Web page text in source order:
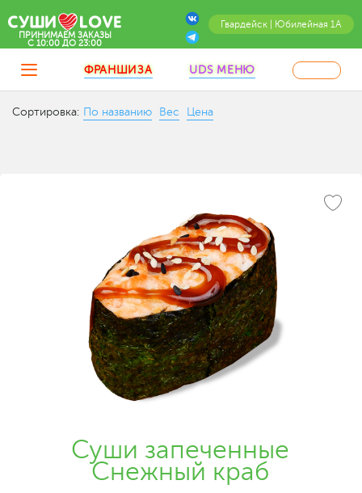
Гвардейск | Юбилейная 1А
ПРИНИМАЕМ ЗАКАЗЫ
C 10:00 ДО 23:00
ФРАНШИЗА UDS МЕНЮ
Сортировка: По названию Вес Цена
Суши запеченные
Снежный краб